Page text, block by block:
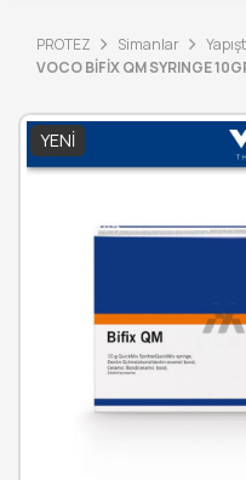
PROTEZ Simanlar
VOCO BİFİX QM SYRINGE
YENI